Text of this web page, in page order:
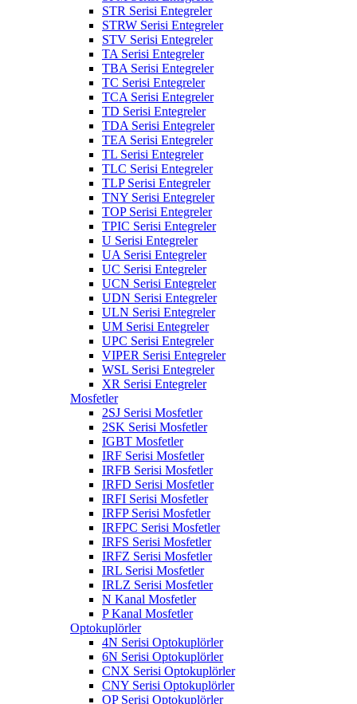
STR Serisi Entegreler
STRW Serisi Entegreler
STV Serisi Entegreler
TA Serisi Entegreler
TBA Serisi Entegreler
TC Serisi Entegreler
TCA Serisi Entegreler
TD Serisi Entegreler
TDA Serisi Entegreler
TEA Serisi Entegreler
TL Serisi Entegreler
TLC Serisi Entegreler
TLP Serisi Entegreler
TNY Serisi Entegreler
TOP Serisi Entegreler
TPIC Serisi Entegreler
U Serisi Entegreler
UA Serisi Entegreler
UC Serisi Entegreler
UCN Serisi Entegreler
UDN Serisi Entegreler
ULN Serisi Entegreler
UM Serisi Entegreler
UPC Serisi Entegreler
VIPER Serisi Entegreler
WSL Serisi Entegreler
XR Serisi Entegreler
Mosfetler
2SJ Serisi Mosfetler
2SK Serisi Mosfetler
IGBT Mosfetler
IRF Serisi Mosfetler
IRFB Serisi Mosfetler
IRFD Serisi Mosfetler
IRFI Serisi Mosfetler
IRFP Serisi Mosfetler
IRFPC Serisi Mosfetler
IRFS Serisi Mosfetler
IRFZ Serisi Mosfetler
IRL Serisi Mosfetler
IRLZ Serisi Mosfetler
N Kanal Mosfetler
P Kanal Mosfetler
Optokuplörler
4N Serisi Optokuplörler
6N Serisi Optokuplörler
CNX Serisi Optokuplörler
CNY Serisi Optokuplörler
OP Serisi Optokuplörler